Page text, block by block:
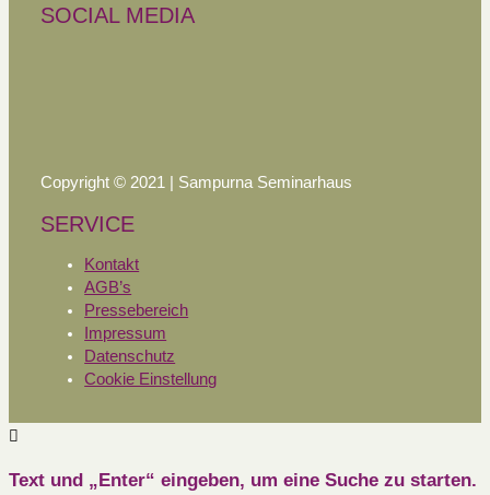
SOCIAL MEDIA
Copyright © 2021 | Sampurna Seminarhaus
SERVICE
Kontakt
AGB’s
Pressebereich
Impressum
Datenschutz
Cookie Einstellung
Text und „Enter“ eingeben, um eine Suche zu starten.